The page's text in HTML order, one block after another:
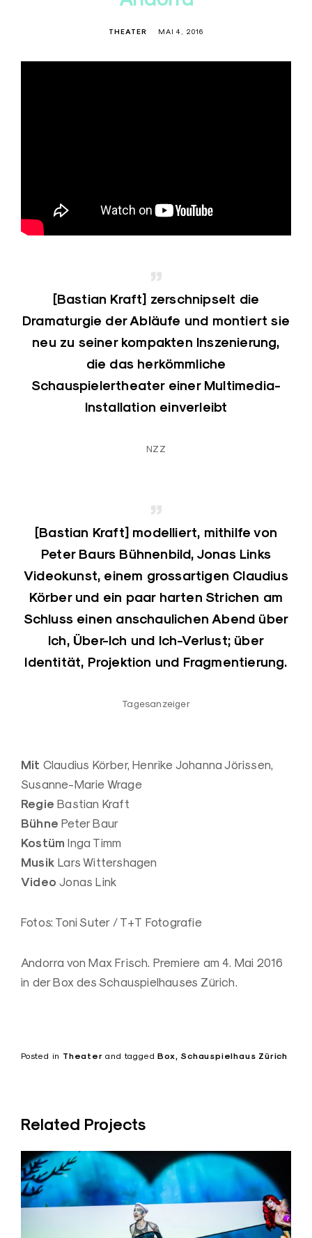
THEATER MAI 4, 2016
[Bastian Kraft] zerschnipselt die
Dramaturgie der Abläufe und montiert sie
neu zu seiner kompakten Inszenierung,
die das herkömmliche
Schauspielertheater einer Multimedia-
Installation einverleibt
NZZ
[Bastian Kraft] modelliert, mithilfe von
Peter Baurs Bühnenbild, Jonas Links
Videokunst, einem grossartigen Claudius
Körber und ein paar harten Strichen am
Schluss einen anschaulichen Abend über
Ich, Über-Ich und Ich-Verlust; über
Identität, Projektion und Fragmentierung.
Tagesanzeiger
Mit Claudius Körber, Henrike Johanna Jörissen,
Susanne-Marie Wrage
Regie Bastian Kraft
Bühne Peter Baur
Kostüm Inga Timm
Musik Lars Wittershagen
VideoJonas Link
Fotos: Toni Suter / T+T Fotografie
Andorra von Max Frisch. Premiere am 4. Mai 2016
in der Box des Schauspielhauses Zürich.
Posted in Theater and taggedBox Schauspielhaus Zürich
Related Projects